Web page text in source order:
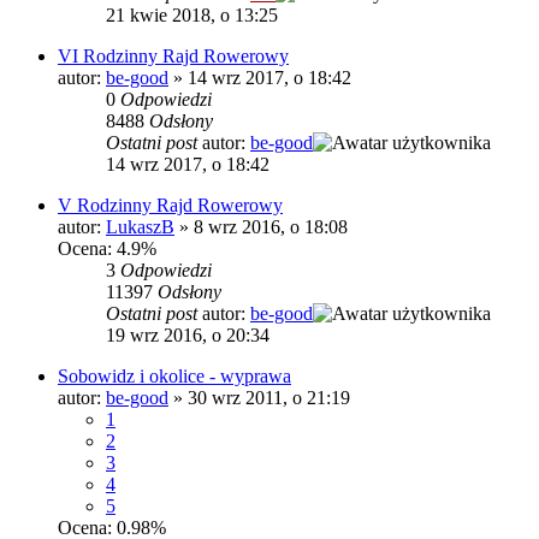
21 kwie 2018, o 13:25
VI Rodzinny Rajd Rowerowy
autor: be-good » 14 wrz 2017, o 18:42
0 Odpowiedzi
8488 Odsłony
Ostatni postautor: be-good
14 wrz 2017, o 18:42
V Rodzinny Rajd Rowerowy
autor: LukaszB » 8 wrz 2016, o 18:08
Ocena: 4.9%
3 Odpowiedzi
11397 Odsłony
Ostatni postautor: be-good
19 wrz 2016, o 20:34
Sobowidz i okolice - wyprawa
autor: be-good » 30 wrz 2011, o 21:19
1
2
3
4
5
Ocena: 0.98%